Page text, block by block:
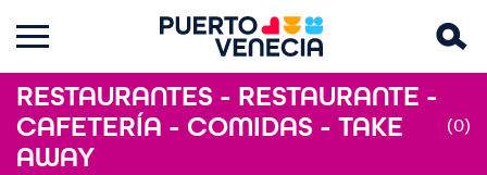
RESTAURANTES - RESTAURANTE -
CAFETERÍA - COMIDAS - TAKE
AWAY
(0)